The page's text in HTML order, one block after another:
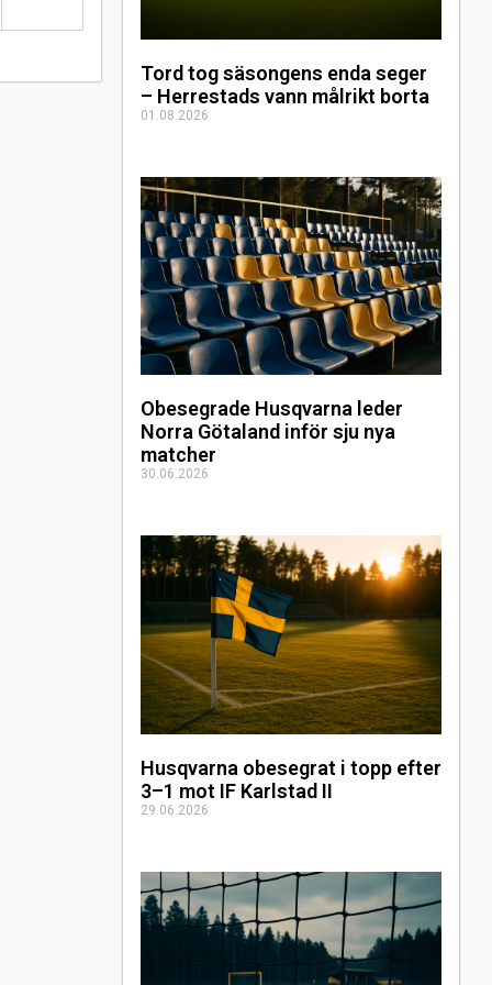
Tord tog säsongens enda seger
– Herrestads vann målrikt borta
01.08.2026
Obesegrade Husqvarna leder
Norra Götaland inför sju nya
matcher
30.06.2026
Husqvarna obesegrat i topp efter
3–1 mot IF Karlstad II
29.06.2026